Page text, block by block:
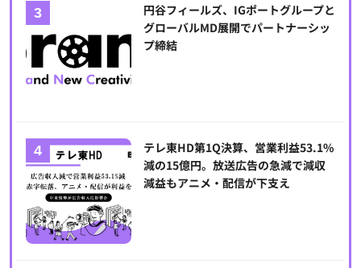
円谷フィールズ、IGポートグループと
グローバルMD展開でパートナーシッ
プ締結
テレ東HD第1Q決算、営業利益53.1%
減の15億円。放送広告の急減で減収
減益もアニメ・配信が下支え